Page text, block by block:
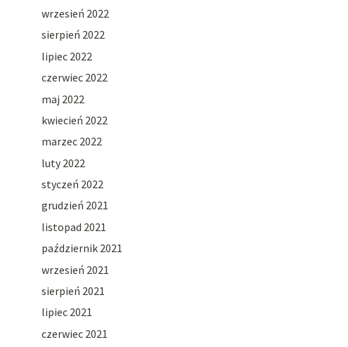
wrzesień 2022
sierpień 2022
lipiec 2022
czerwiec 2022
maj 2022
kwiecień 2022
marzec 2022
luty 2022
styczeń 2022
grudzień 2021
listopad 2021
październik 2021
wrzesień 2021
sierpień 2021
lipiec 2021
czerwiec 2021